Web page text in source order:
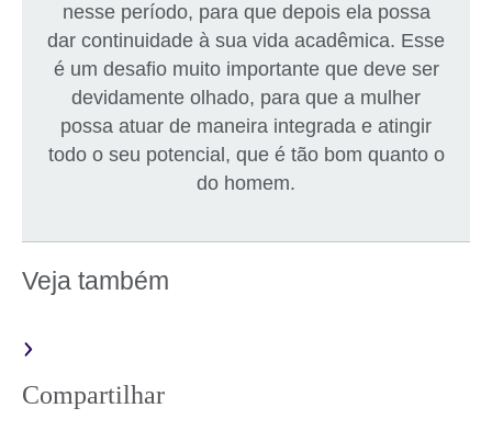
nesse período, para que depois ela possa
dar continuidade à sua vida acadêmica. Esse
é um desafio muito importante que deve ser
devidamente olhado, para que a mulher
possa atuar de maneira integrada e atingir
todo o seu potencial, que é tão bom quanto o
do homem.
Veja também
Compartilhar